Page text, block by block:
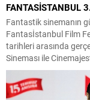
FANTASİSTANBUL
Fantastik sinemanın
Fantasİstanbul Film
tarihleri arasında
Sineması ile
YALÇINKAYA
Beyoğlu
saat 14.00’te Ahmet